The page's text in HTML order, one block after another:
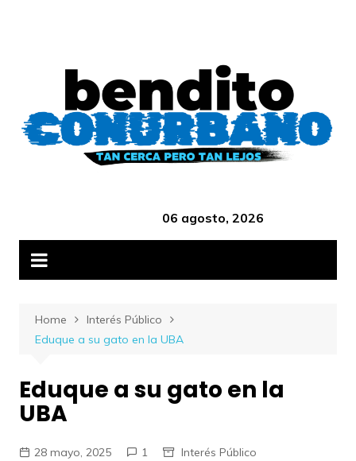
06 agosto, 2026
Home
Interés Público
Eduque a su gato en la UBA
Eduque a su gato en la
UBA
28 mayo, 2025 1 Interés Público